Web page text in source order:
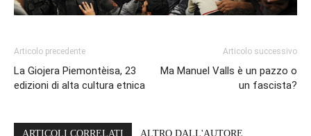
Articolo precedente
La Giojera Piemontèisa, 23
edizioni di alta cultura etnica
Articolo successivo
Ma Manuel Valls è un pazzo o
un fascista?
ARTICOLI CORRELATI ALTRO DALL'AUTORE